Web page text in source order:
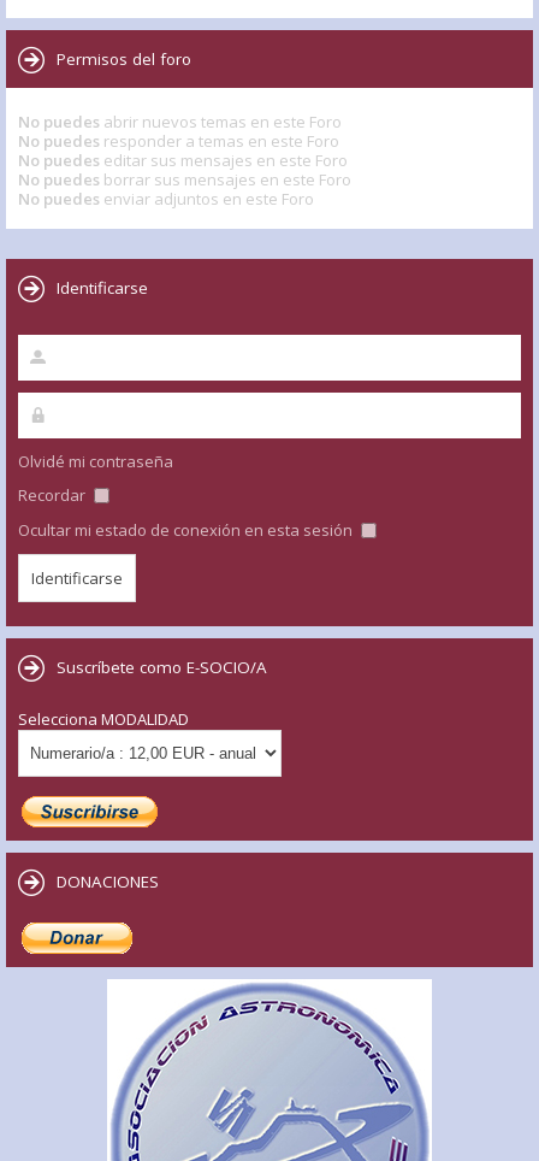
Permisos del foro
No puedes abrir nuevos temas en este Foro
No puedes responder a temas en este Foro
No puedes editar sus mensajes en este Foro
No puedes borrar sus mensajes en este Foro
No puedes enviar adjuntos en este Foro
Identificarse
Olvidé mi contraseña
Recordar
Ocultar mi estado de conexión en esta sesión
Suscríbete como E-SOCIO/A
Selecciona MODALIDAD
DONACIONES